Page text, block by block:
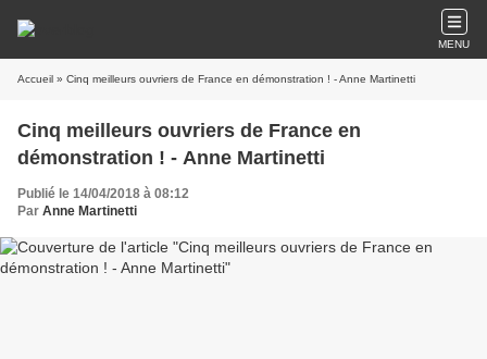
MENU
Accueil » Cinq meilleurs ouvriers de France en démonstration ! - Anne Martinetti
Cinq meilleurs ouvriers de France en
démonstration ! - Anne Martinetti
Publié le 14/04/2018 à 08:12
Par Anne Martinetti